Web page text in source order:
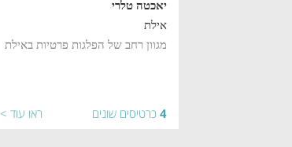
יאכטה טלרי
אילת
מגוון רחב של הפלגות פרטיות באילת
4 כרטיסים שונים ראו עוד >